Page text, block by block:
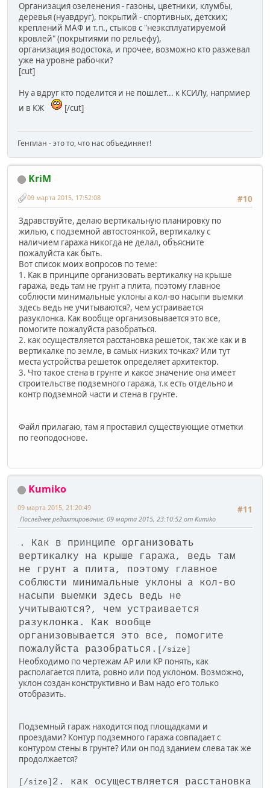
Организация озеленения - газоны, цветники, клумбы,
деревья (нуавдруг), покрытий - спортивных, детских;
креплений МАФ и т.п., стыков с "неэксплуатируемой
кровлей" (покрытиями по рельефу),
организация водостока, и прочее, возможно кто разжевал
уже на уровне рабочки?
[cut]
Ну а вдруг кто поделится и не пошлет... к КСИЛу, напрмиер
и в КЖ
[/cut]
Генплан - это то, что нас объединяет!
KriM
#10
09 марта 2015, 17:52:08
Здравствуйте, делаю вертикальную планировку по
жилью, с подземной автостоянкой, вертикалку с
наличием гаража никогда не делал, объясните
пожалуйста как быть.
Вот список моих вопросов по теме:
1. Как в принципе организовать вертикалку на крыше
гаража, ведь там не грунт а плита, поэтому главное
соблюсти минимальные уклоны а кол-во насыпи выемки
здесь ведь не учитываются?, чем устраивается
разуклонка. Как вообще организовывается это все,
помогите пожалуйста разобраться.
2. как осуществляется расстановка решеток, так же как и в
вертикалке по земле, в самых низких точках? Или тут
места устройства решеток определяет архитектор.
3. Что такое стена в грунте и какое значение она имеет
строительстве подземного гаража, т.к есть отдельно и
контр подземной части и стена в грунте.
Файл прилагаю, там я проставил существующие отметки
по геоподоснове.
Kumiko
#11
09 марта 2015, 21:20:49
Последнее редактирование: 09 марта 2015, 23:10:52 от Kumiko
. Как в принципе организовать
вертикалку на крыше гаража, ведь там
не грунт а плита, поэтому главное
соблюсти минимальные уклоны а кол-во
насыпи выемки здесь ведь не
учитываются?, чем устраивается
разуклонка. Как вообще
организовывается это все, помогите
пожалуйста разобраться. [/size]
Необходимо по чертежам АР или КР понять, как
располагается плита, ровно или под уклоном. Возможно,
уклон создан конструктивно и Вам надо его только
отобразить.
Подземный гараж находится под площадками и
проездами? Контур подземного гаража совпадает с
контуром стены в грунте? Или он под зданием слева так же
продолжается?
[/size] 2. как осуществляется расстановка